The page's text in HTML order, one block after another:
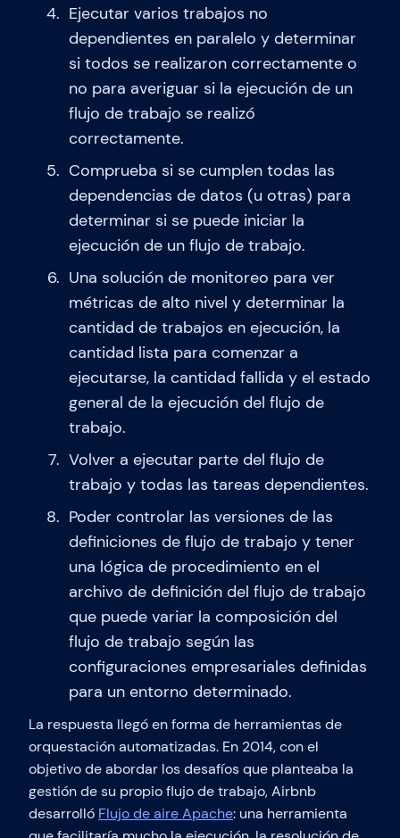
Ejecutar varios trabajos no
dependientes en paralelo y determinar
si todos se realizaron correctamente o
no para averiguar si la ejecución de un
flujo de trabajo se realizó
correctamente.
Comprueba si se cumplen todas las
dependencias de datos (u otras) para
determinar si se puede iniciar la
ejecución de un flujo de trabajo.
Una solución de monitoreo para ver
métricas de alto nivel y determinar la
cantidad de trabajos en ejecución, la
cantidad lista para comenzar a
ejecutarse, la cantidad fallida y el estado
general de la ejecución del flujo de
trabajo.
Volver a ejecutar parte del flujo de
trabajo y todas las tareas dependientes.
Poder controlar las versiones de las
definiciones de flujo de trabajo y tener
una lógica de procedimiento en el
archivo de definición del flujo de trabajo
que puede variar la composición del
flujo de trabajo según las
configuraciones empresariales definidas
para un entorno determinado.
La respuesta llegó en forma de herramientas de
orquestación automatizadas. En 2014, con el
objetivo de abordar los desafíos que planteaba la
gestión de su propio flujo de trabajo, Airbnb
desarrolló Flujo de aire Apache: una herramienta